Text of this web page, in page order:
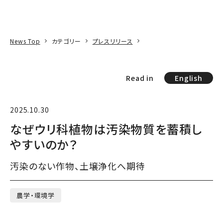
News Top カテゴリー プレスリリース
Read in English
2025.10.30
なぜウリ科植物は汚染物質を蓄積し
やすいのか？
汚染のない作物、土壌浄化へ期待
農学・環境学